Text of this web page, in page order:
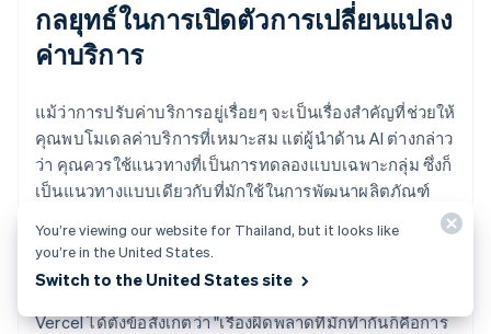
กลยุทธ์ในการเปิดตัวการเปลี่ยนแปลง
ค่าบริการ
แม้ว่าการปรับค่าบริการอยู่เรื่อยๆ จะเป็นเรื่องสำคัญที่ช่วยให้
คุณพบโมเดลค่าบริการที่เหมาะสม แต่ผู้นำด้าน AI ต่างกล่าว
ว่า คุณควรใช้แนวทางที่เป็นการทดลองแบบเฉพาะกลุ่ม ซึ่งก็
เป็นแนวทางแบบเดียวกับที่มักใช้ในการพัฒนาผลิตภัณฑ์
เพราะสำหรับบริษัท AI แล้ว ผลิตภัณฑ์กับค่าบริการจะพัฒนา
ควบคู่กัน
Vercel ได้ตั้งข้อสังเกตว่า "เรื่องผิดพลาดที่มักทำกันก็คือการ
You’re viewing our website for Thailand, but it looks like
you’re in the United States.
Switch to the United States site